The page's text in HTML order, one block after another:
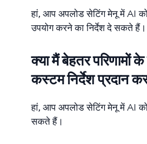
हां, आप अपलोड सेटिंग मेनू में AI को
उपयोग करने का निर्देश दे सकते हैं।
क्या मैं बेहतर परिणामों
कस्टम निर्देश प्रदान
हां, आप अपलोड सेटिंग मेनू में AI
सकते हैं।